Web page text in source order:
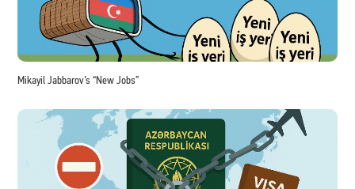
Mikayil Jabbarov’s “New Jobs”